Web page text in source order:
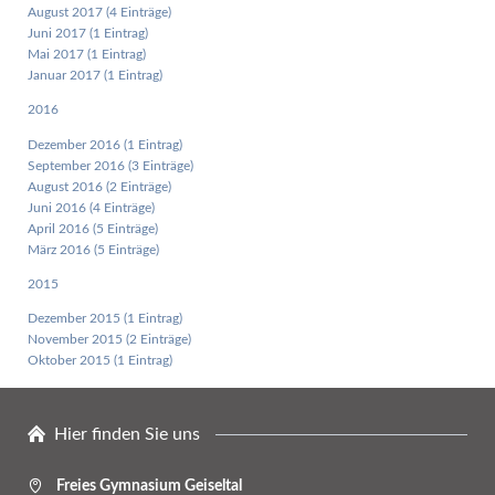
August 2017 (4 Einträge)
Juni 2017 (1 Eintrag)
Mai 2017 (1 Eintrag)
Januar 2017 (1 Eintrag)
2016
Dezember 2016 (1 Eintrag)
September 2016 (3 Einträge)
August 2016 (2 Einträge)
Juni 2016 (4 Einträge)
April 2016 (5 Einträge)
März 2016 (5 Einträge)
2015
Dezember 2015 (1 Eintrag)
November 2015 (2 Einträge)
Oktober 2015 (1 Eintrag)
Hier finden Sie uns
Freies Gymnasium Geiseltal